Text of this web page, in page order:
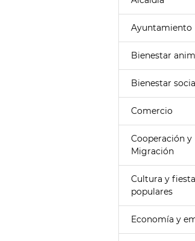
Ayuntamiento
Bienestar
Bienestar social
Comercio
Cooperación y
Migración
Cultura y
populares
Economía y